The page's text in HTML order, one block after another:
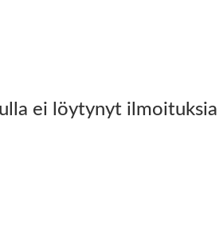
ei löytynyt ilmoituksia